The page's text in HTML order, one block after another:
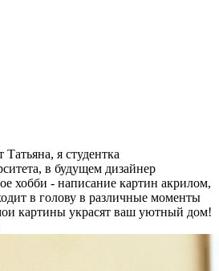
я студентка
в будущем дизайнер
хобби - написание картин акрилом,
в голову в различные моменты
картины украсят ваш уютный дом!